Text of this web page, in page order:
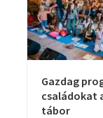
Gazdag
családokat
tábor